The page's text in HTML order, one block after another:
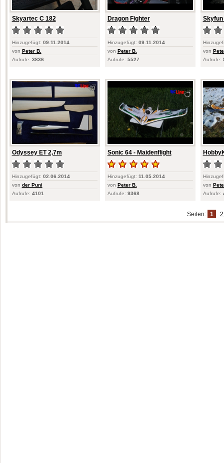
Skyartec C 182
Hinzugefügt: 09.11.2014
von Peter B.
Aufrufe: 3836
Dragon Fighter
Hinzugefügt: 09.11.2014
von Peter B.
Aufrufe: 5527
von
Aufrufe:
Odyssey ET 2,7m
Hinzugefügt: 02.06.2014
von der Puni
Aufrufe: 4101
Sonic 64 - Maidenflight
Hinzugefügt: 11.05.2014
von Peter B.
Aufrufe: 9368
von
Aufrufe:
Seiten: 1 2